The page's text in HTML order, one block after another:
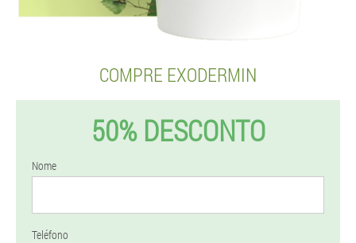
COMPRE EXODERMIN
50% DESCONTO
Nome
Teléfono